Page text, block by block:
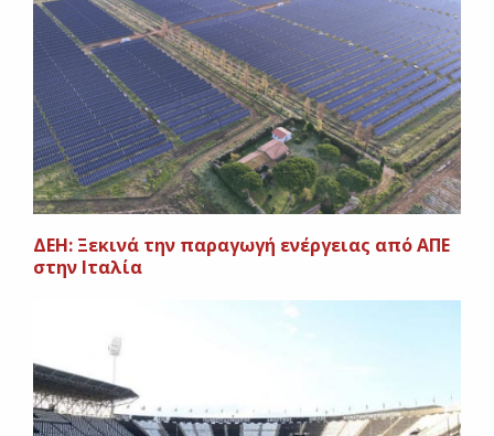
ΔΕΗ: Ξεκινά την παραγωγή ενέργειας από ΑΠΕ
στην Ιταλία